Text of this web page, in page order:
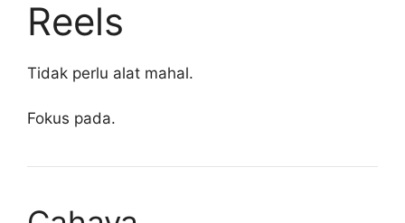
Reels
Tidak perlu alat mahal.
Fokus pada.